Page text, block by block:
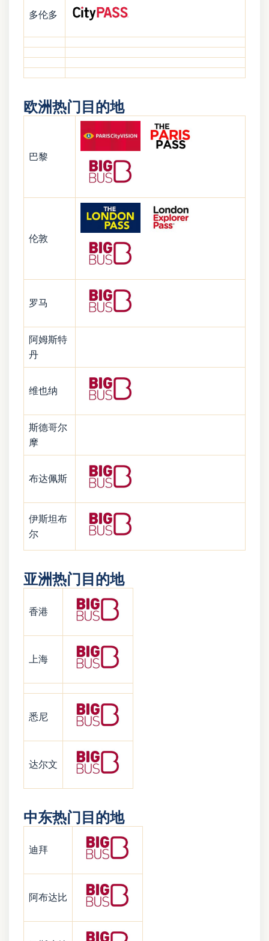
多伦多
欧洲热门目的地
巴黎
伦敦
罗马
阿姆斯特
丹
维也纳
斯德哥尔
摩
布达佩斯
伊斯坦布
尔
亚洲热门目的地
香港
上海
悉尼
达尔文
中东热门目的地
迪拜
阿布达比